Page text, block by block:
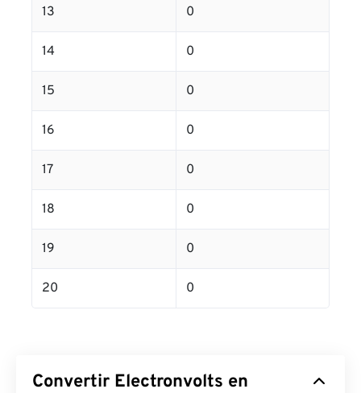
13 0
14 0
15 0
16 0
17 0
18 0
19 0
20 0
Convertir Electronvolts en